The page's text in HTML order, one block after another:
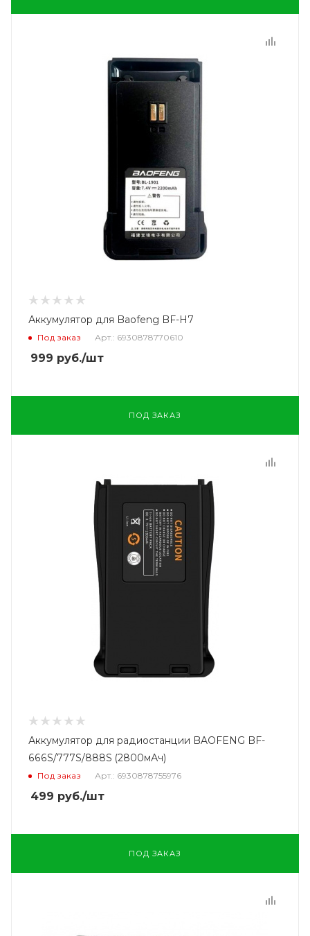
Аккумулятор для Baofeng BF-H7
Под заказ Арт.: 6930878770610
999 руб./шт
ПОД ЗАКАЗ
Аккумулятор для радиостанции BAOFENG BF-
666S/777S/888S (2800мАч)
Под заказ Арт.: 6930878755976
499 руб./шт
ПОД ЗАКАЗ